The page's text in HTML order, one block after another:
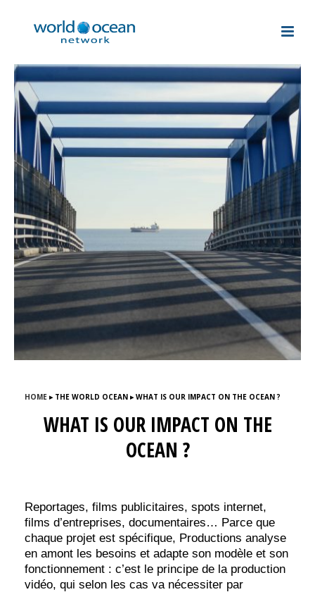
HOME ▸ THE WORLD OCEAN ▸ WHAT IS OUR IMPACT ON THE OCEAN ?
WHAT IS OUR IMPACT ON THE
OCEAN ?
Reportages, films publicitaires, spots internet,
films d’entreprises, documentaires… Parce que
chaque projet est spécifique, Productions analyse
en amont les besoins et adapte son modèle et son
fonctionnement : c’est le principe de la production
vidéo, qui selon les cas va nécessiter par